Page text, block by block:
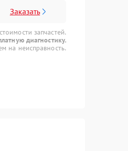
Заказать
запчастей.
диагностику.
на неисправность.